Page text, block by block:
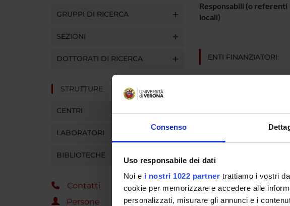
Consenso
Uso responsabile dei dati
Noi e i nostri 1022 partner trattiamo i vostri
cookie per memorizzare e accedere alle
personalizzati, misurare gli annunci e i
GRUPPI DI RICERCA
SEZIONI
DOTTORATI DI RICERCA
STRUTTURE
CENTRI
LABORATORI
BIBLIOTECHE
Contatti
Persone
Responsabili (o referenti
locali)
ENTI FINANZIATORI:
A.I.R.C. Associazione
Umberto Bertazzoni